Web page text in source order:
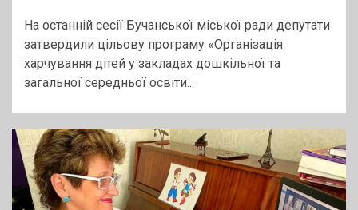
На останній сесії Бучанської міської ради депутати
затвердили цільову програму «Організація
харчування дітей у закладах дошкільної та
загальної середньої освіти...